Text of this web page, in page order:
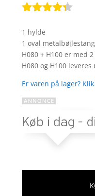
som
ud af 5
baseret
på
kundebedø
mmelser
1 hylde
1 oval metalbøjlestang
H080 + H100 er med
H080 og H100
Er varen på lager?